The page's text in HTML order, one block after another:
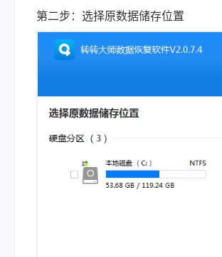
第二步：选择原数据储存位置